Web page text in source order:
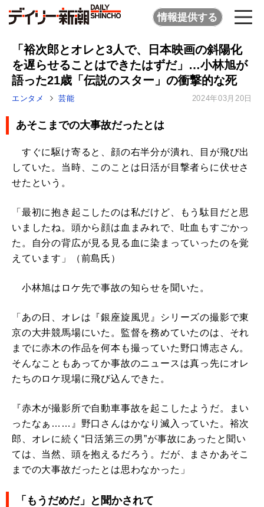
情報提供する
「裕次郎とオレと3人で、日本映画の斜陽化
を遅らせることはできたはずだ」…小林旭が
語った21歳「伝説のスター」の衝撃的な死
エンタメ 芸能 2024年03月20日
あそこまでの大事故だったとは
すぐに駆け寄ると、顔の右半分が潰れ、目が飛び出
していた。当時、このことは日活が目撃者らに伏せさ
せたという。
「最初に抱き起こしたのは私だけど、もう駄目だと思
いましたね。頭から顔は血まみれで、吐血もすごかっ
た。自分の背広が見る見る血に染まっていったのを覚
えています」（前島氏）
小林旭はロケ先で事故の知らせを聞いた。
「あの日、オレは『銀座旋風児』シリーズの撮影で東
京の大井競馬場にいた。監督を務めていたのは、それ
までに赤木の作品を何本も撮っていた野口博志さん。
そんなこともあってか事故のニュースは真っ先にオレ
たちのロケ現場に飛び込んできた。
『赤木が撮影所で自動車事故を起こしたようだ。まい
ったなぁ……』野口さんはかなり滅入っていた。裕次
郎、オレに続く“日活第三の男”が事故にあったと聞い
ては、当然、頭を抱えるだろう。だが、まさかあそこ
までの大事故だったとは思わなかった」
「もうだめだ」と聞かされて